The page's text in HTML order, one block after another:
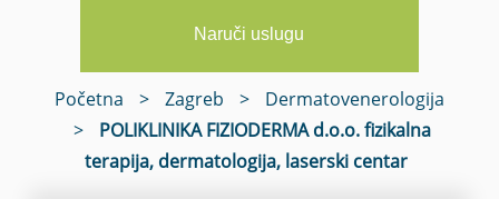
Naruči uslugu
Početna > Zagreb >
Dermatovenerologija
>
POLIKLINIKA FIZIODERMA d.o.o. fizikalna
terapija, dermatologija, laserski centar